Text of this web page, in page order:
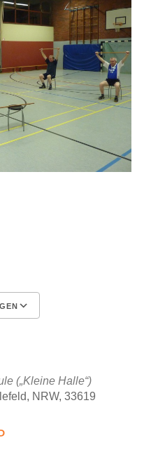
(„Kleine Halle“)
NRW, 33619